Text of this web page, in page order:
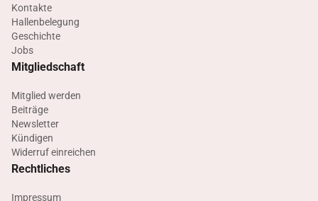
Kontakte
Hallenbelegung
Geschichte
Jobs
Mitgliedschaft
Mitglied werden
Beiträge
Newsletter
Kündigen
Widerruf einreichen
Rechtliches
Impressum